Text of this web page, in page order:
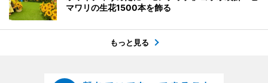
マワリの生花1500本を飾る
もっと見る